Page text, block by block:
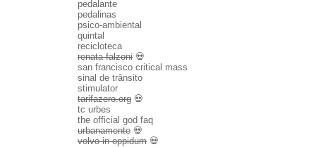
pedalante
pedalinas
psico-ambiental
quintal
recicloteca
renata falzoni 💀
san francisco critical mass
sinal de trânsito
stimulator
tarifazero.org 💀
tc urbes
the official god faq
urbanamente 💀
volvo in oppidum 💀